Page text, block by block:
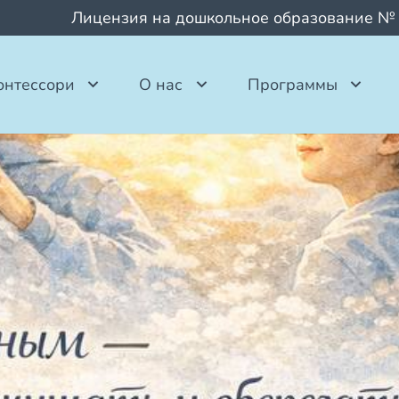
Лицензия на дошкольное образование
О нас Программы